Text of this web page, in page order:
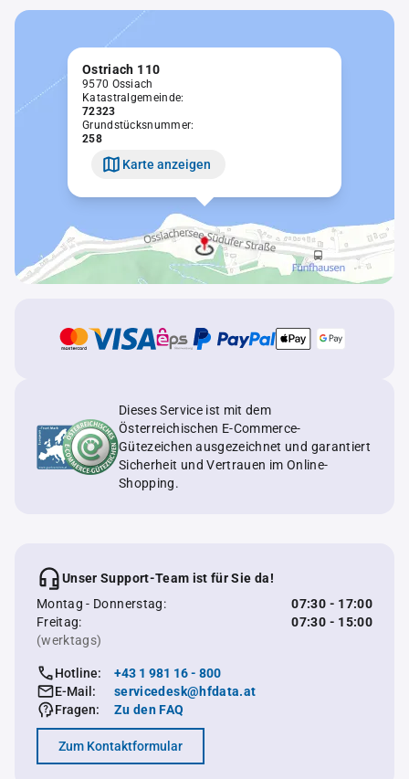
Ostriach 110
9570 Ossiach
Katastralgemeinde:
72323
Grundstücksnummer:
258
Karte anzeigen
Dieses Service ist mit dem
Österreichischen E-Commerce-
Gütezeichen ausgezeichnet und garantiert
Sicherheit und Vertrauen im Online-
Shopping.
Unser Support-Team ist für Sie da!
Montag - Donnerstag:
07:30 - 17:00
Freitag:
07:30 - 15:00
(werktags)
Hotline:
+43 1 981 16 - 800
E-Mail:
servicedesk@hfdata.at
Fragen:
Zu den FAQ
Zum Kontaktformular